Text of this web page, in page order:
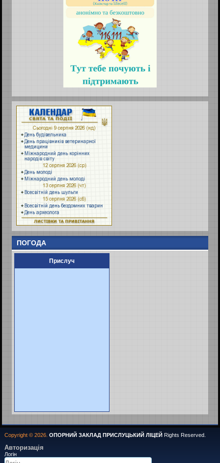
ПОГОДА
Прислуч
Copyright © 2026. ОПОРНИЙ ЗАКЛАД ПРИСЛУЦЬКИЙ ЛІЦЕЙRights Reserved.
Авторизація
Логін